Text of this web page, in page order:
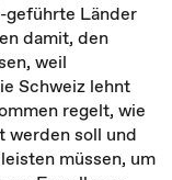
geführte Länder
damit, den
weil
Schweiz lehnt
regelt, wie
werden soll und
müssen, um